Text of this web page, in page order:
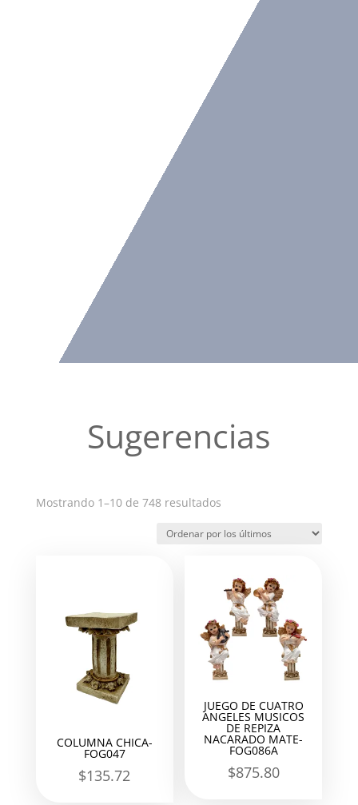
Sugerencias
Mostrando 1–10 de 748 resultadosOrdenado
los
COLUMNA CHICA-
FOG047
$135.72
JUEGO DE CUATRO
ANGELES MUSICOS
DE REPIZA
NACARADO MATE-
FOG086A
$875.80